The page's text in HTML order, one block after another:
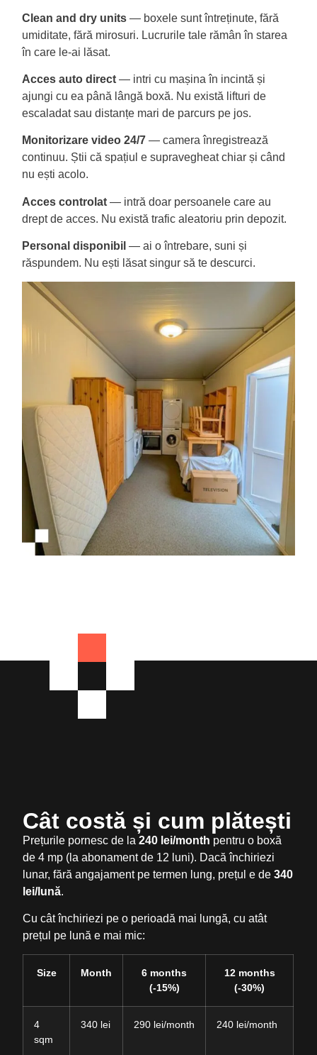
Clean and dry units — boxele sunt întreținute, fără
umiditate, fără mirosuri. Lucrurile tale rămân în starea
în care le-ai lăsat.
Acces auto direct — intri cu mașina în incintă și
ajungi cu ea până lângă boxă. Nu există lifturi de
escaladat sau distanțe mari de parcurs pe jos.
Monitorizare video 24/7 — camera înregistrează
continuu. Știi că spațiul e supravegheat chiar și când
nu ești acolo.
Acces controlat — intră doar persoanele care au
drept de acces. Nu există trafic aleatoriu prin depozit.
Personal disponibil — ai o întrebare, suni și
răspundem. Nu ești lăsat singur să te descurci.
Cât costă și cum plătești
Prețurile pornesc de la240 lei/month pentru o boxă
de 4 mp (la abonament de 12 luni). Dacă închiriezi
lunar, fără angajament pe termen lung, prețul e de340
lei/lună.
Cu cât închiriezi pe o perioadă mai lungă, cu atât
prețul pe lună e mai mic:
Size Month
6 months
(-15%)
12 months
(-30%)
4
sqm
340 lei 290 lei/month 240 lei/month